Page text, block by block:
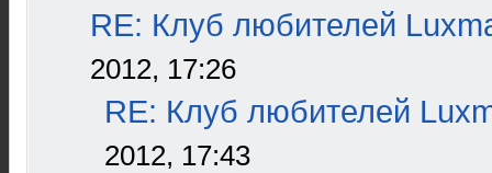
RE: Клуб любителей
2012, 17:26
RE: Клуб любителей
2012, 17:43